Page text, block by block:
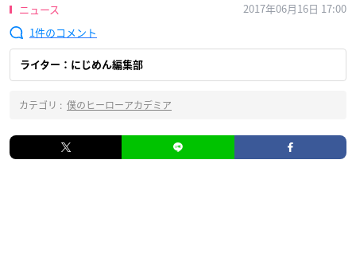
ニュース
2017年06月16日 17:00
1
ライター：にじめん編集部
カテゴリ : 僕のヒーローアカデミア